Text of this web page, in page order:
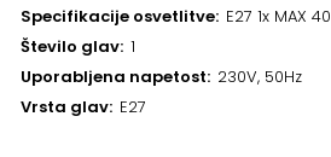
Specifikacije osvetlitve E27 1x MAX 40
Število glav 1
Uporabljena napetost 230V, 50Hz
Vrsta glav E27